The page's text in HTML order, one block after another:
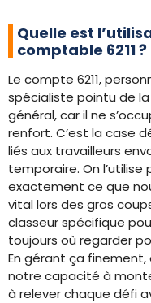
Quelle est
comptable 6211 ?
Le compte 6211,
spécialiste pointu de
général, car il ne
renfort. C’est la case
liés aux travailleurs
temporaire. On
exactement ce que
vital lors des gros
classeur spécifique
toujours où regarder
En gérant ça finement,
notre capacité à
à relever chaque défi